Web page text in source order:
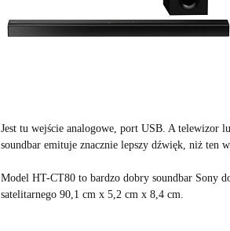
Jest tu wejście analogowe, port USB. A telewizor
soundbar emituje znacznie lepszy dźwięk, niż ten
Model HT-CT80 to bardzo dobry soundbar Sony
satelitarnego 90,1 cm x 5,2 cm x 8,4 cm.